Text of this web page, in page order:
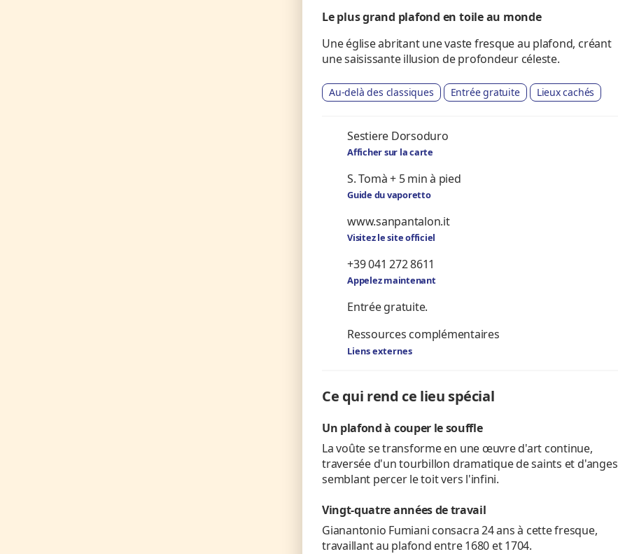
Le plus grand plafond en toile au monde
Une église abritant une vaste fresque au plafond, créant
une saisissante illusion de profondeur céleste.
Au-delà des classiques Entrée gratuite Lieux cachés
Sestiere Dorsoduro
Afficher sur la carte
S. Tomà + 5 min à pied
Guide du vaporetto
www.sanpantalon.it
Visitez le site officiel
+39 041 272 8611
Appelez maintenant
Entrée gratuite.
Ressources complémentaires
Liens externes
Ce qui rend ce lieu spécial
Un plafond à couper le souffle
La voûte se transforme en une œuvre d'art continue,
traversée d'un tourbillon dramatique de saints et d'anges
semblant percer le toit vers l'infini.
Vingt-quatre années de travail
Gianantonio Fumiani consacra 24 ans à cette fresque,
travaillant au plafond entre 1680 et 1704.